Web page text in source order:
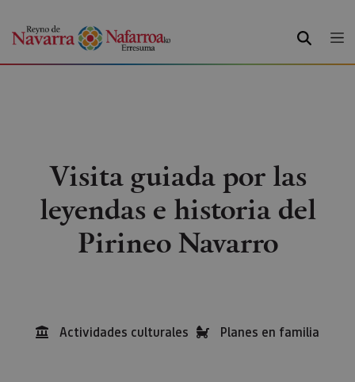
BUSCAR
Visita guiada por las
leyendas e historia del
Pirineo Navarro
Actividades culturales Planes en familia